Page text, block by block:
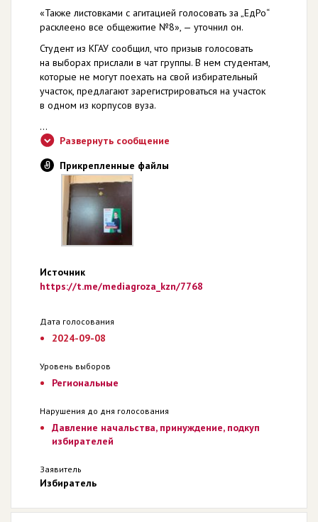
«Также листовками с агитацией голосовать за „ЕдРо“
расклеено все общежитие №8», — уточнил он.
Студент из КГАУ сообщил, что призыв голосовать
на выборах прислали в чат группы. В нем студентам,
которые не могут поехать на свой избирательный
участок, предлагают зарегистрироваться на участок
в одном из корпусов вуза.
...
Развернуть сообщение
Прикрепленные файлы
Источник
https://t.me/mediagroza_kzn/7768
Дата голосования
2024-09-08
Уровень выборов
Региональные
Нарушения до дня голосования
Давление начальства, принуждение, подкуп
избирателей
Заявитель
Избиратель